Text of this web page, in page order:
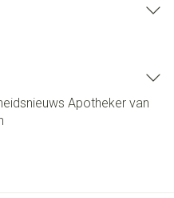
Apotheker van